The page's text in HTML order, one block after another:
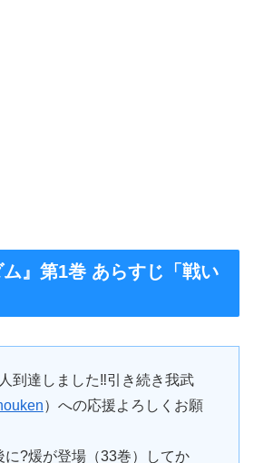
』第1巻 あらすじ「戦い
到達しました‼️引き続き我武
）への応援よろしくお願
に?煖が登場（33巻）してか